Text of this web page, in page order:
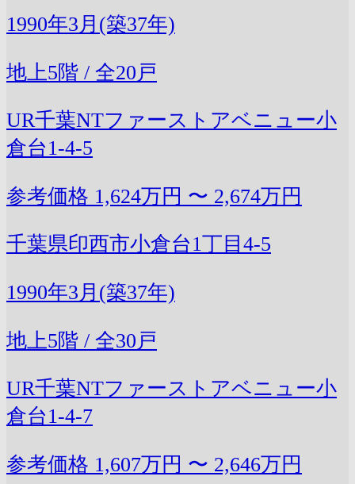
1990年3月(築37年)
地上5階 / 全20戸
UR千葉NTファーストアベニュー小
倉台1-4-5
参考価格 1,624万円 〜 2,674万円
千葉県印西市小倉台1丁目4-5
1990年3月(築37年)
地上5階 / 全30戸
UR千葉NTファーストアベニュー小
倉台1-4-7
参考価格 1,607万円 〜 2,646万円